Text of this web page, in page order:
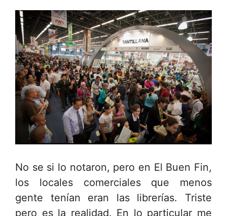
No se si lo notaron, pero en El Buen Fin,
los locales comerciales que menos
gente tenían eran las librerías. Triste
pero es la realidad. En lo particular me